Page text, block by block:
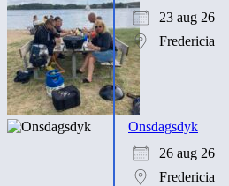
23 aug 26
Fredericia
Onsdagsdyk
26 aug 26
Fredericia